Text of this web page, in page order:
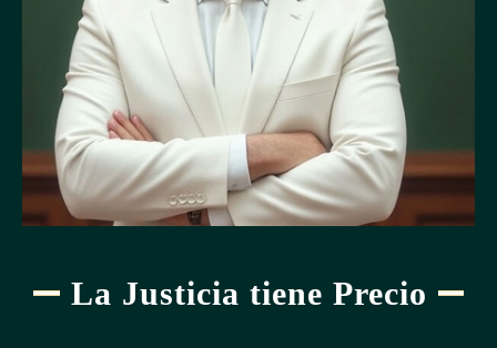
La Justicia tiene Precio